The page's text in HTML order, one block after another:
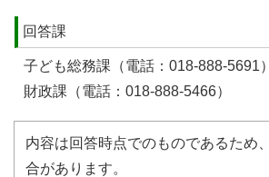
回答課
子ども総務課（電話：018-888-5691）
財政課（電話：018-888-5466）
内容は回答時点でのものであるため
合があります。